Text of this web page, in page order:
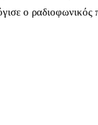
ο